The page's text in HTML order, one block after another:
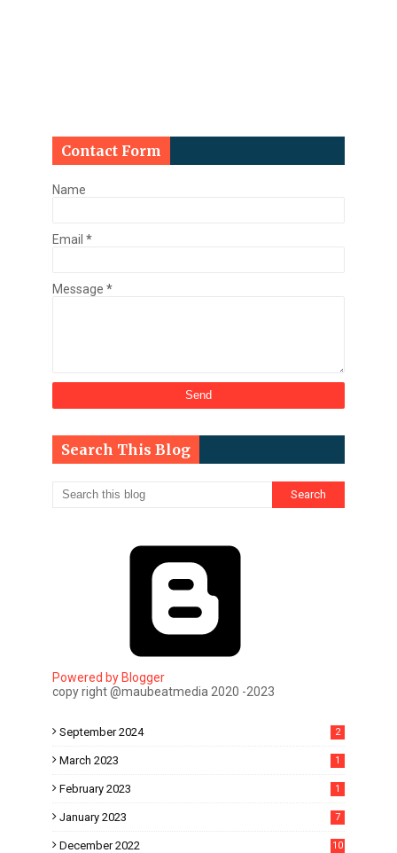
Contact Form
Name
Email *
Message *
Search This Blog
Powered by Blogger
copy right @maubeatmedia 2020 -2023
September 2024 2
March 2023 1
February 2023 1
January 2023 7
December 2022 10